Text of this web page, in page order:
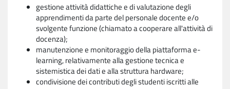
gestione attività didattiche e di valutazione degli
apprendimenti da parte del personale docente e/o
svolgente funzione (chiamato a cooperare all'attività di
docenza);
manutenzione e monitoraggio della piattaforma e-
learning, relativamente alla gestione tecnica e
sistemistica dei dati e alla struttura hardware;
condivisione dei contributi degli studenti iscritti alle